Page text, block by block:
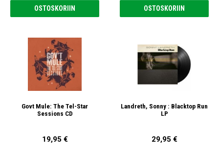
OSTOSKORIIN OSTOSKORIIN
Govt Mule: The Tel-Star
Sessions CD
19,95 €
Landreth, Sonny : Blacktop Run
LP
29,95 €